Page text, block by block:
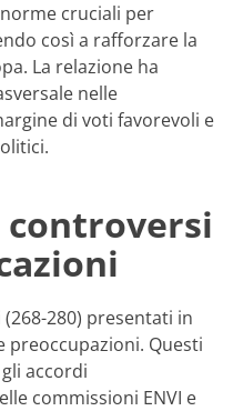
cruciali per
così a rafforzare la
La relazione ha
nelle
di voti favorevoli e
controversi
280) presentati in
preoccupazioni. Questi
accordi
commissioni ENVI e